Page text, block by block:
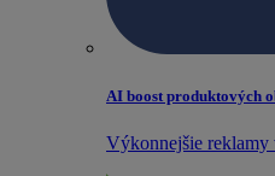
AI boost produktových
Výkonnejšie reklamy